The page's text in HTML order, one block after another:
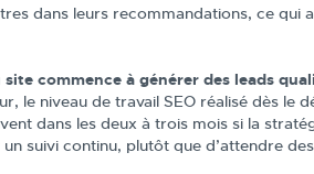
dans leurs recommandations, ce qui
commence à générer des leads
le niveau de travail SEO réalisé dès le
dans les deux à trois mois si la
suivi continu, plutôt que d’attendre